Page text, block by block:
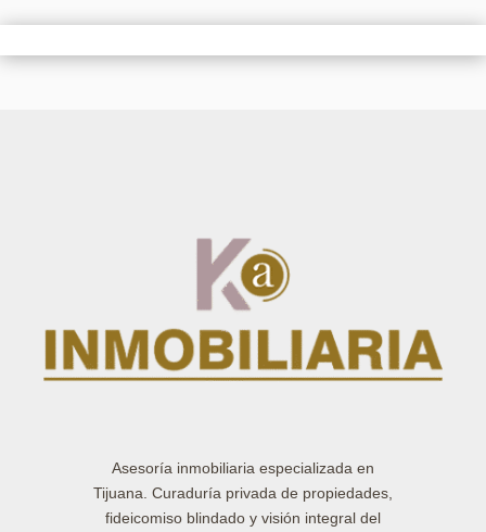
Asesoría inmobiliaria especializada en
Tijuana. Curaduría privada de propiedades,
fideicomiso blindado y visión integral del